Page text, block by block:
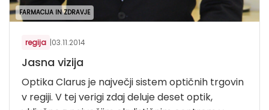
FARMACIJA IN ZDRAVJE
regija |03.11.2014
Jasna vizija
Optika Clarus je največji sistem optičnih trgovin
v regiji. V tej verigi zdaj deluje deset optik,